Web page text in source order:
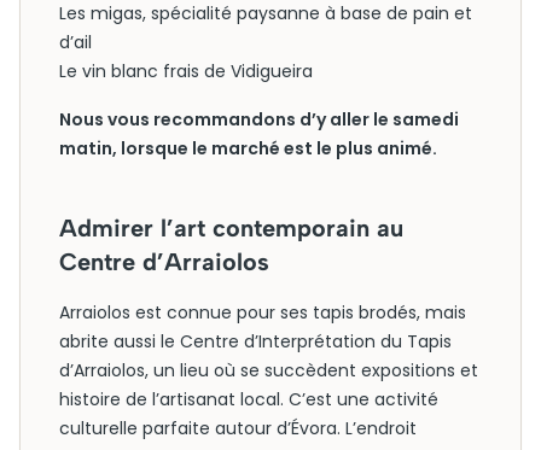
Les migas, spécialité paysanne à base de pain et
d’ail
Le vin blanc frais de Vidigueira
Nous vous recommandons d’y aller le samedi
matin, lorsque le marché est le plus animé.
Admirer l’art contemporain au
Centre d’Arraiolos
Arraiolos est connue pour ses tapis brodés, mais
abrite aussi le Centre d’Interprétation du Tapis
d’Arraiolos, un lieu où se succèdent expositions et
histoire de l’artisanat local. C’est une activité
culturelle parfaite autour d’Évora. L’endroit